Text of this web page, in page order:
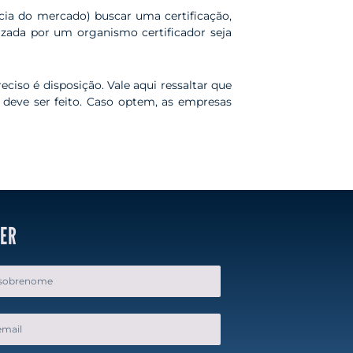
do mercado) buscar uma certificação,
por um organismo certificador seja
é disposição. Vale aqui ressaltar que
ser feito. Caso optem, as empresas